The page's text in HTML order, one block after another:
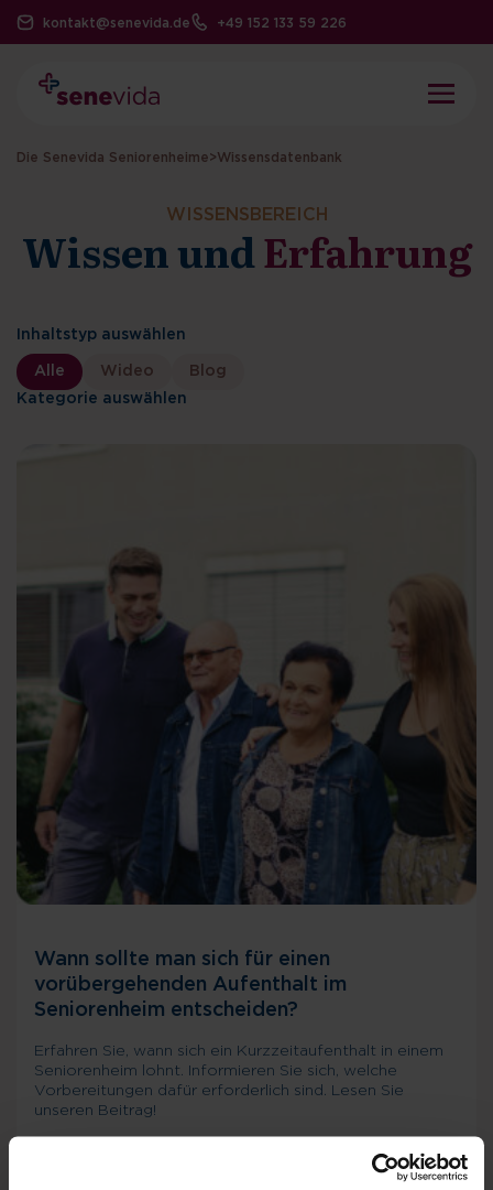
kontakt@senevida.de +49 152 133 59 226
Die Senevida Seniorenheime>Wissensdatenbank
WISSENSBEREICH
Wissen undErfahrung
Inhaltstyp auswählen
Alle Wideo
Blog
Kategorie auswählen
Wann sollte man sich für einen
vorübergehenden Aufenthalt im
Seniorenheim entscheiden?
Erfahren Sie, wann sich ein Kurzzeitaufenthalt in einem
Seniorenheim lohnt. Informieren Sie sich, welche
Vorbereitungen dafür erforderlich sind. Lesen Sie
unseren Beitrag!